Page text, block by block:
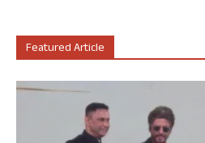
Featured Article